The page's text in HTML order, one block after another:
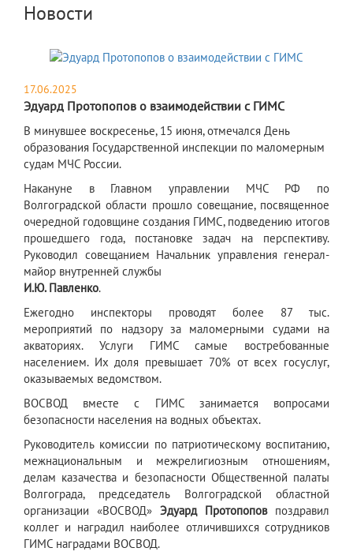
Новости
17.06.2025
Эдуард Протопопов о взаимодействии с ГИМС
​В минувшее воскресенье, 15 июня, отмечался День
образования Государственной инспекции по маломерным
судам МЧС России.
Накануне в Главном управлении МЧС РФ по
Волгоградской области прошло совещание, посвященное
очередной годовщине создания ГИМС, подведению итогов
прошедшего года, постановке задач на перспективу.
Руководил совещанием Начальник управления генерал-
майор внутренней службы
И.Ю. Павленко.
Ежегодно инспекторы проводят более 87 тыс.
мероприятий по надзору за маломерными судами на
акваториях. Услуги ГИМС самые востребованные
населением. Их доля превышает 70% от всех госуслуг,
оказываемых ведомством.
ВОСВОД вместе с ГИМС занимается вопросами
безопасности населения на водных объектах.
Руководитель комиссии по патриотическому воспитанию,
межнациональным и межрелигиозным отношениям,
делам казачества и безопасности Общественной палаты
Волгограда, председатель Волгоградской областной
организации «ВОСВОД» Эдуард Протопоповпоздравил
коллег и наградил наиболее отличившихся сотрудников
ГИМС наградами ВОСВОД.